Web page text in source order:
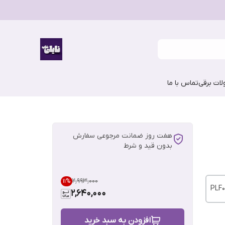
برقیتماس با ما
هفت روز ضمانت مرجوعی سفارش
بدون قید و شرط
۲٬۹۹۳٬۰۰۰ 11%
2,640,000
افزودن به سبد خرید